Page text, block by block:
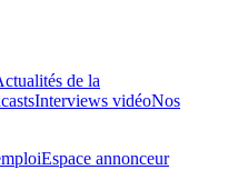
de la
Interviews vidéoNos
Espace annonceur